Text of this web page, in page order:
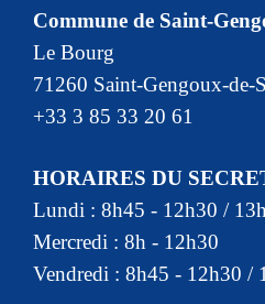
Commune de Saint-
Le Bourg
71260 Saint-Gengoux-de-
+33 3 85 33 20 61
HORAIRES DU
Lundi : 8h45 - 12h30 /
Mercredi : 8h - 12h30
Vendredi : 8h45 - 12h30 /